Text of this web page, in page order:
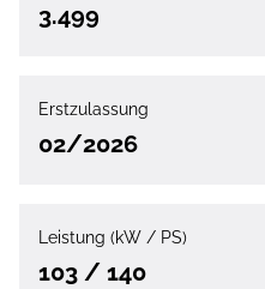
3.499
Erstzulassung
02/2026
Leistung (kW / PS)
103 / 140